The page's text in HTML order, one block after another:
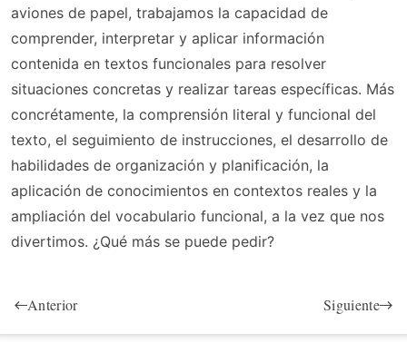
aviones de papel, trabajamos la capacidad de
comprender, interpretar y aplicar información
contenida en textos funcionales para resolver
situaciones concretas y realizar tareas específicas. Más
concrétamente, la comprensión literal y funcional del
texto, el seguimiento de instrucciones, el desarrollo de
habilidades de organización y planificación, la
aplicación de conocimientos en contextos reales y la
ampliación del vocabulario funcional, a la vez que nos
divertimos. ¿Qué más se puede pedir?
Anterior Siguiente